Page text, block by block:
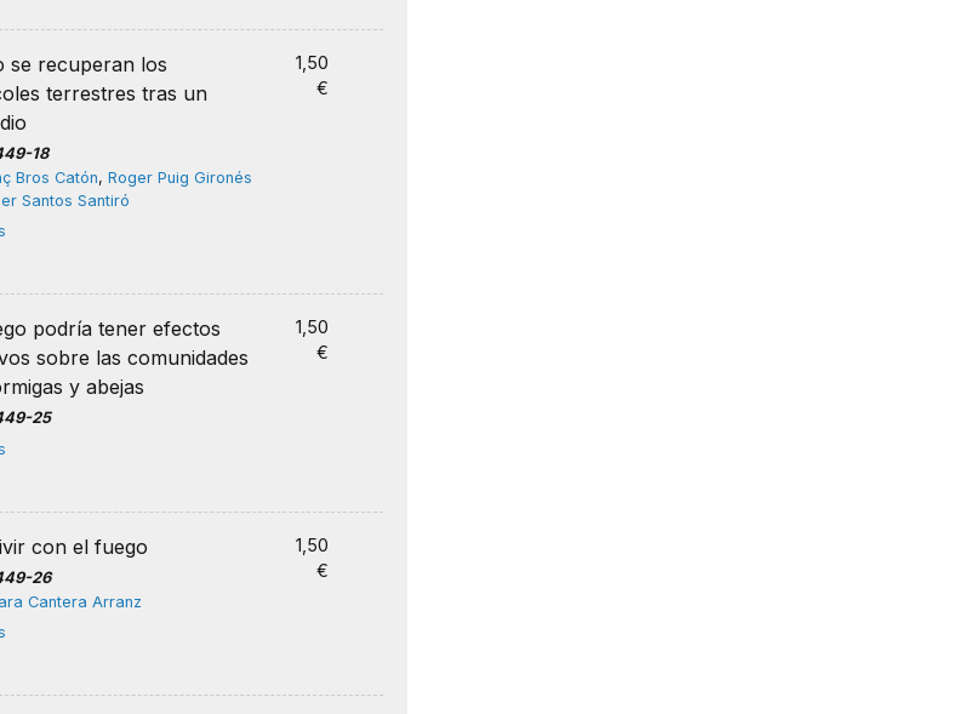
se recuperan los
terrestres tras un
18
Bros Catón,Roger Puig Gironés
Santos Santiró
1,50
€
podría tener efectos
sobre las comunidades
y abejas
25
1,50
€
con el fuego
26
Cantera Arranz
1,50
€